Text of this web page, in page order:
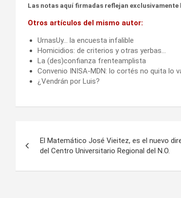
Las notas aquí firmadas reflejan exclusivamente
Otros artículos del mismo autor:
UrnasUy… la encuesta infalible
Homicidios: de criterios y otras yerbas…
La (des)confianza frenteamplista
Convenio INISA-MDN: lo cortés no quita lo
¿Vendrán por Luis?
de
entradas
El Matemático José Vieitez, es el nuevo
del Centro Universitario Regional del N.O.